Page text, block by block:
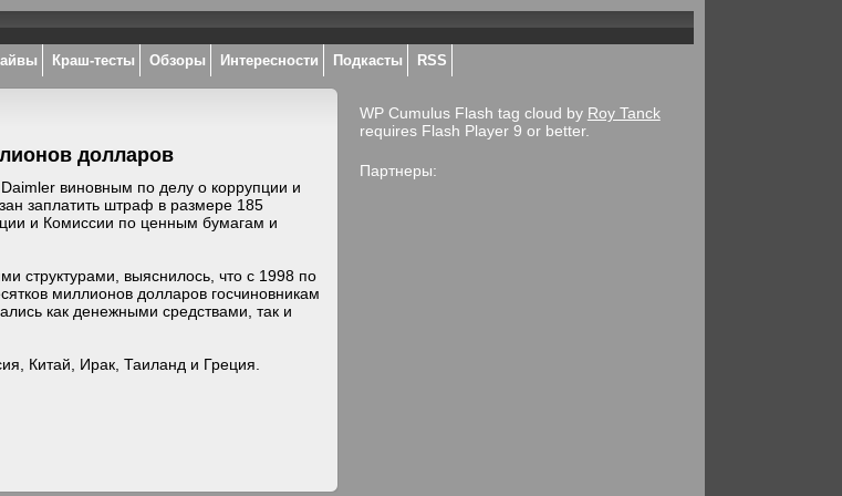
Краш-тесты Обзоры Интересности Подкасты RSS
долларов
виновным по делу о коррупции и
заплатить штраф в размере 185
и Комиссии по ценным бумагам и
структурами, выяснилось, что с 1998 по
миллионов долларов госчиновникам
как денежными средствами, так и
Китай, Ирак, Таиланд и Греция.
WP Cumulus Flash tag cloud by Roy Tanck
requires Flash Player 9 or better.
Партнеры: